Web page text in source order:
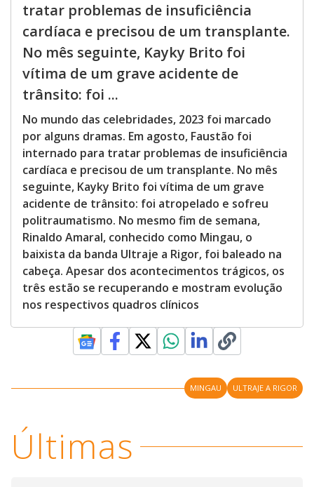
tratar problemas de insuficiência
cardíaca e precisou de um transplante.
No mês seguinte, Kayky Brito foi
vítima de um grave acidente de
trânsito: foi ...
No mundo das celebridades, 2023 foi marcado
por alguns dramas. Em agosto, Faustão foi
internado para tratar problemas de insuficiência
cardíaca e precisou de um transplante. No mês
seguinte, Kayky Brito foi vítima de um grave
acidente de trânsito: foi atropelado e sofreu
politraumatismo. No mesmo fim de semana,
Rinaldo Amaral, conhecido como Mingau, o
baixista da banda Ultraje a Rigor, foi baleado na
cabeça. Apesar dos acontecimentos trágicos, os
três estão se recuperando e mostram evolução
nos respectivos quadros clínicos
MINGAU ULTRAJE A RIGOR
Últimas